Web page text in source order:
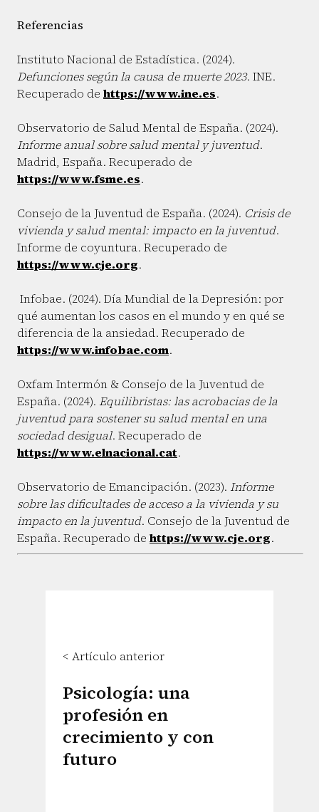
Referencias
Instituto Nacional de Estadística. (2024).
Defunciones según la causa de muerte 2023. INE.
Recuperado de https://www.ine.es.
Observatorio de Salud Mental de España. (2024).
Informe anual sobre salud mental y juventud.
Madrid, España. Recuperado de
https://www.fsme.es.
Consejo de la Juventud de España. (2024). Crisis de
vivienda y salud mental: impacto en la juventud.
Informe de coyuntura. Recuperado de
https://www.cje.org.
Infobae. (2024). Día Mundial de la Depresión: por
qué aumentan los casos en el mundo y en qué se
diferencia de la ansiedad. Recuperado de
https://www.infobae.com.
Oxfam Intermón & Consejo de la Juventud de
España. (2024). Equilibristas: las acrobacias de la
juventud para sostener su salud mental en una
sociedad desigual. Recuperado de
https://www.elnacional.cat.
Observatorio de Emancipación. (2023). Informe
sobre las dificultades de acceso a la vivienda y su
impacto en la juventud. Consejo de la Juventud de
España. Recuperado de https://www.cje.org.
< Artículo anterior
Psicología: una
profesión en
crecimiento y con
futuro